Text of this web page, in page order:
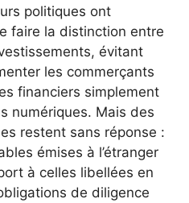
politiques ont
faire la distinction entre
évitant
les commerçants
financiers simplement
numériques. Mais des
restent sans réponse :
émises à l’étranger
à celles libellées en
de diligence